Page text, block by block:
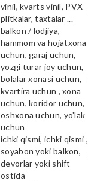
vinil, kvarts vinil, PVX
plitkalar, taxtalar ...
balkon / lodjiya,
hammom va hojatxona
uchun, garaj uchun,
yozgi turar joy uchun,
bolalar xonasi uchun,
kvartira uchun , xona
uchun, koridor uchun,
oshxona uchun, yo'lak
uchun
ichki qismi, ichki qismi ,
soyabon yoki balkon,
devorlar yoki shift
ostida